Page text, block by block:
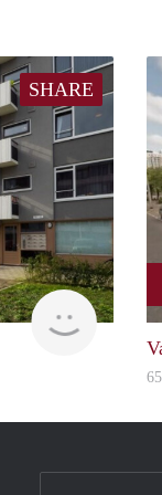
SHARE
Woning